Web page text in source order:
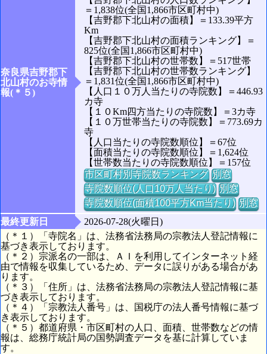
奈良県吉野郡下
北山村のお寺情
報(＊５)
＝1,838位(全国1,866市区町村中)
【吉野郡下北山村の面積】＝133.39平方
Km
【吉野郡下北山村の面積ランキング】＝
825位(全国1,866市区町村中)
【吉野郡下北山村の世帯数】＝517世帯
【吉野郡下北山村の世帯数ランキング】
＝1,831位(全国1,866市区町村中)
【人口１０万人当たりの寺院数】＝446.93
カ寺
【１０Km四方当たりの寺院数】＝3カ寺
【１０万世帯当たりの寺院数】＝773.69カ
寺
【人口当たりの寺院数順位】＝67位
【面積当たりの寺院数順位】＝1,624位
【世帯数当たりの寺院数順位】＝157位
市区町村別寺院数ランキング 別窓
寺院数順位(人口10万人当たり) 別窓
寺院数順位(面積100平方Km当たり) 別窓
最終更新日
2026-07-28(火曜日)
（＊１）「寺院名」は、法務省法務局の宗教法人登記情報に
基づき表示しております。
（＊２）宗派名の一部は、ＡＩを利用してインターネット経
由で情報を収集しているため、データに誤りがある場合があ
ります。
（＊３）「住所」は、法務省法務局の宗教法人登記情報に基
づき表示しております。
（＊４）「宗教法人番号」は、国税庁の法人番号情報に基づ
き表示しております。
（＊５）都道府県・市区町村の人口、面積、世帯数などの情
報は、総務庁統計局の国勢調査データを基に計算していま
す。